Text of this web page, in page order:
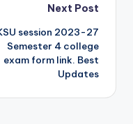
Next Post
session 2023-27
Semester 4 college
exam form link. Best
Updates